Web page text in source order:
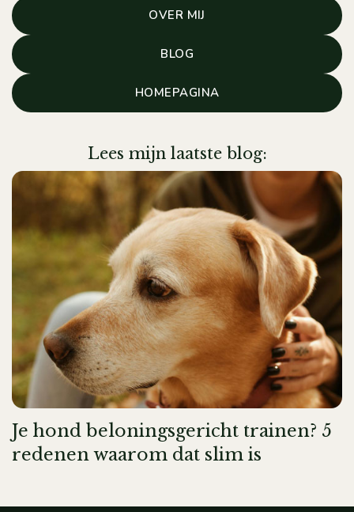
OVER MIJ
BLOG
HOMEPAGINA
Lees mijn laatste blog:
Je hond beloningsgericht trainen? 5
redenen waarom dat slim is